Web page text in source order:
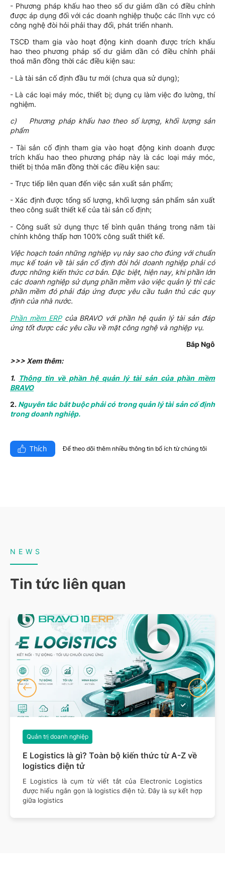
- Phương pháp khấu hao theo số dư giảm dần có điều chỉnh
được áp dụng đối với các doanh nghiệp thuộc các lĩnh vực có
công nghệ đòi hỏi phải thay đổi, phát triển nhanh.
TSCĐ tham gia vào hoạt động kinh doanh được trích khấu
hao theo phương pháp số dư giảm dần có điều chỉnh phải
thoả mãn đồng thời các điều kiện sau:
- Là tài sản cố định đầu tư mới (chưa qua sử dụng);
- Là các loại máy móc, thiết bị; dụng cụ làm việc đo lường, thí
nghiệm.
c) Phương pháp khấu hao theo số lượng, khối lượng sản
phẩm
- Tài sản cố định tham gia vào hoạt động kinh doanh được
trích khấu hao theo phương pháp này là các loại máy móc,
thiết bị thỏa mãn đồng thời các điều kiện sau:
- Trực tiếp liên quan đến việc sản xuất sản phẩm;
- Xác định được tổng số lượng, khối lượng sản phẩm sản xuất
theo công suất thiết kế của tài sản cố định;
- Công suất sử dụng thực tế bình quân tháng trong năm tài
chính không thấp hơn 100% công suất thiết kế.
Việc hoạch toán những nghiệp vụ này sao cho đúng với chuẩn
mục kế toán về tài sản cố định đòi hỏi doanh nghiệp phải có
được những kiến thức cơ bản. Đặc biệt, hiện nay, khi phần lớn
các doanh nghiệp sử dụng phần mềm vào việc quản lý thì các
phần mềm đó phải đáp ứng được yêu cầu tuân thủ các quy
định của nhà nước.
Phần mềm ERPcủa BRAVO với phần hệ quản lý tài sản đáp
ứng tốt được các yêu cầu về mặt công nghệ và nghiệp vụ.
Bắp Ngô
>>> Xem thêm:
1. Thông tin về phần hệ quản lý tài sản của phần mềm
BRAVO
2. Nguyên tắc bắt buộc phải có trong quản lý tài sản cố định
trong doanh nghiệp.
Thích Để theo dõi thêm nhiều thông tin bổ ích từ chúng tôi​
NEWS
Tin tức liên quan
E Logistics là gì? Toàn bộ kiến thức từ A-Z về
logistics điện tử
Quản trị doanh nghiệp
E Logistics là cụm từ viết tắt của Electronic Logistics
được hiểu ngắn gọn là logistics điện tử. Đây là sự kết hợp
giữa logistics